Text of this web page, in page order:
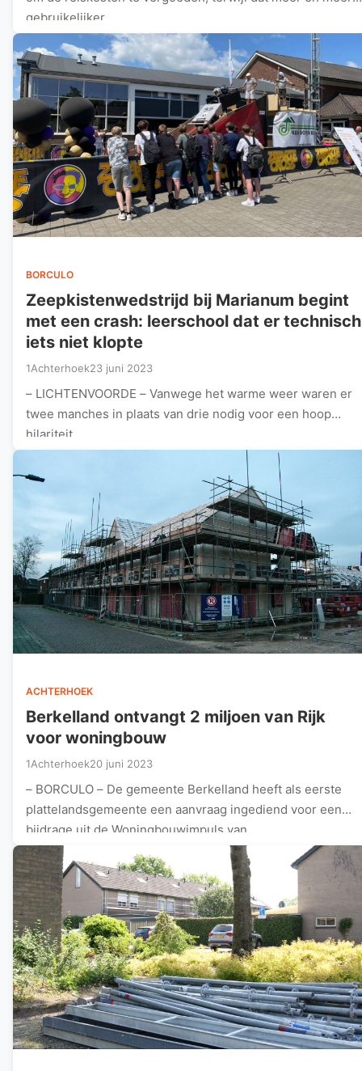
gebruikelijker…
BORCULO
Zeepkistenwedstrijd bij Marianum begint
met een crash: leerschool dat er technisch
iets niet klopte
1Achterhoek23 juni 2023
– LICHTENVOORDE – Vanwege het warme weer waren er
twee manches in plaats van drie nodig voor een hoop
hilariteit,…
ACHTERHOEK
Berkelland ontvangt 2 miljoen van Rijk
voor woningbouw
1Achterhoek20 juni 2023
– BORCULO – De gemeente Berkelland heeft als eerste
plattelandsgemeente een aanvraag ingediend voor een
bijdrage uit de Woningbouwimpuls van…